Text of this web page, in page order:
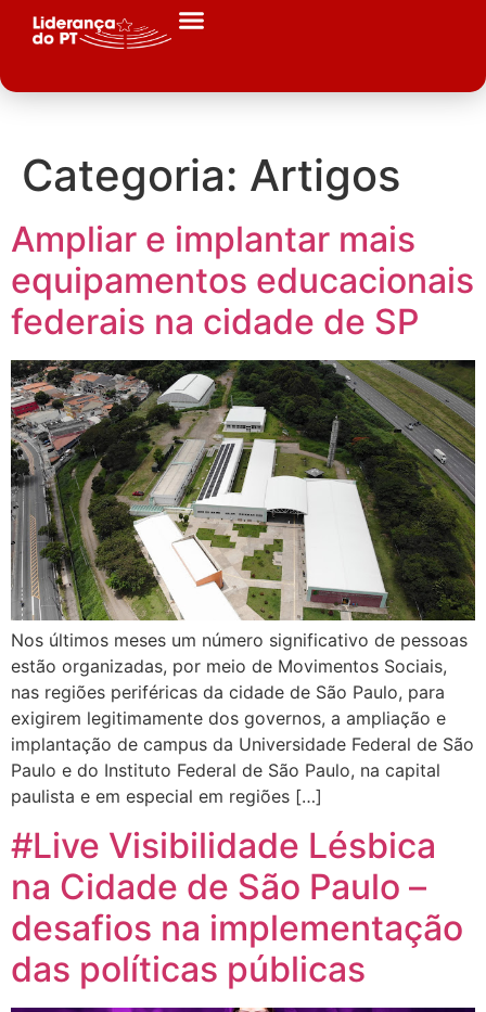
Categoria: Artigos
Ampliar e implantar mais
equipamentos educacionais
federais na cidade de SP
Nos últimos meses um número significativo de pessoas
estão organizadas, por meio de Movimentos Sociais,
nas regiões periféricas da cidade de São Paulo, para
exigirem legitimamente dos governos, a ampliação e
implantação de campus da Universidade Federal de São
Paulo e do Instituto Federal de São Paulo, na capital
paulista e em especial em regiões […]
#Live Visibilidade Lésbica
na Cidade de São Paulo –
desafios na implementação
das políticas públicas